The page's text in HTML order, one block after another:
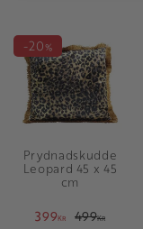
Prydnadskudde
Leopard 45 x 45
cm
399KR 499KR
20%